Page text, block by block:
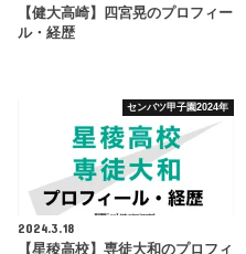
【健大高崎】四宮晃のプロフィー
ル・経歴
センバツ甲子園2024年
2024.3.18
【星稜高校】専徒大和のプロフィ